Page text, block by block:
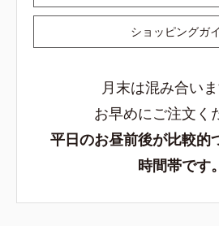
ショッピングガ
月末は混み合い
お早めにご注文く
平日のお昼前後が比較的
時間帯です。